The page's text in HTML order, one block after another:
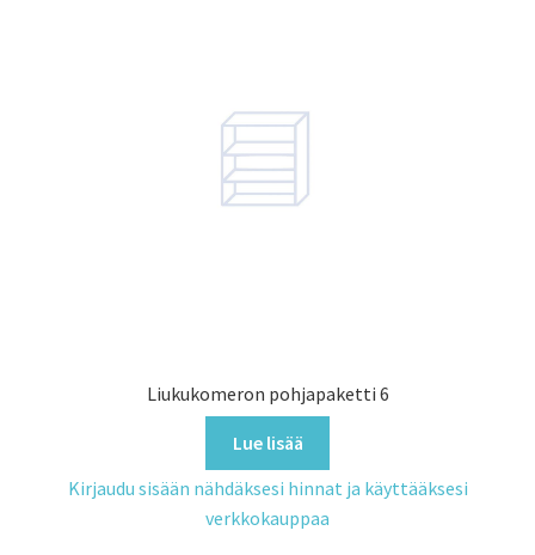
Liukukomeron pohjapaketti 6
Lue lisää
Kirjaudu sisään nähdäksesi hinnat ja käyttääksesi
verkkokauppaa